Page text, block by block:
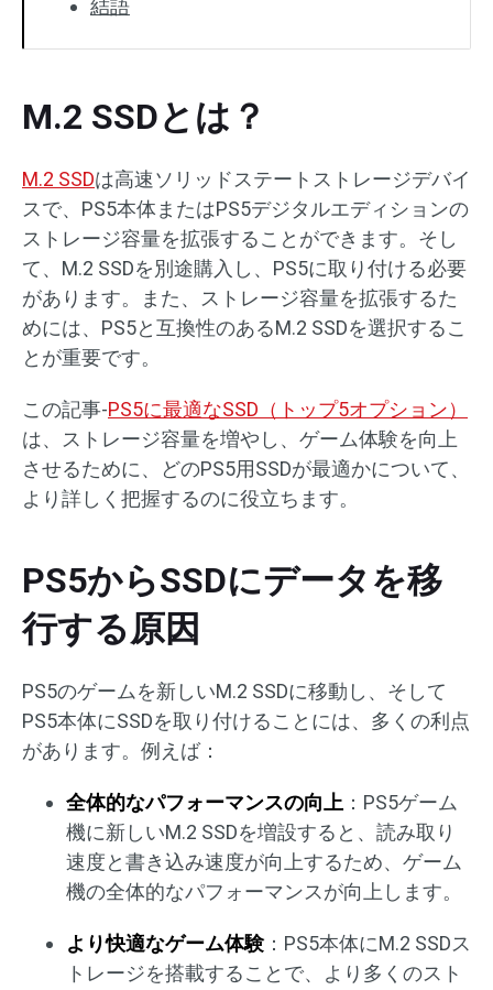
結語
M.2 SSDとは？
M.2 SSDは高速ソリッドステートストレージデバイ
スで、PS5本体またはPS5デジタルエディションの
ストレージ容量を拡張することができます。そし
て、M.2 SSDを別途購入し、PS5に取り付ける必要
があります。また、ストレージ容量を拡張するた
めには、PS5と互換性のあるM.2 SSDを選択するこ
とが重要です。
この記事-PS5に最適なSSD（トップ5オプション）
は、ストレージ容量を増やし、ゲーム体験を向上
させるために、どのPS5用SSDが最適かについて、
より詳しく把握するのに役立ちます。
PS5からSSDにデータを移
行する原因
PS5のゲームを新しいM.2 SSDに移動し、そして
PS5本体にSSDを取り付けることには、多くの利点
があります。例えば：
全体的なパフォーマンスの向上 ：PS5ゲーム
機に新しいM.2 SSDを増設すると、読み取り
速度と書き込み速度が向上するため、ゲーム
機の全体的なパフォーマンスが向上します。
より快適なゲーム体験 ：PS5本体にM.2 SSDス
トレージを搭載することで、より多くのスト